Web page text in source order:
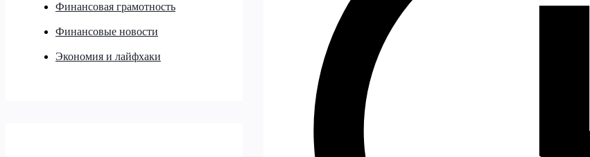
Финансовая грамотность
Финансовые новости
Экономия и лайфхаки